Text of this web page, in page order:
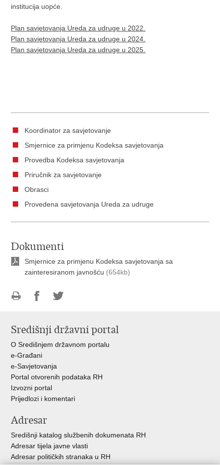
institucija uopće.
Plan savjetovanja Ureda za udruge u 2022.
Plan savjetovanja Ureda za udruge u 2024.
Plan savjetovanja Ureda za udruge u 2025.
Koordinator za savjetovanje
Smjernice za primjenu Kodeksa savjetovanja
Provedba Kodeksa savjetovanja
Priručnik za savjetovanje
Obrasci
Provedena savjetovanja Ureda za udruge
Dokumenti
Smjernice za primjenu Kodeksa savjetovanja sa
zainteresiranom javnošću (654kb)
FacebookuTwitteru
Središnji državni portal
O Središnjem državnom portalu
e-Građani
e-Savjetovanja
Portal otvorenih podataka RH
Izvozni portal
Prijedlozi i komentari
Adresar
Središnji katalog službenih dokumenata RH
Adresar tijela javne vlasti
Adresar političkih stranaka u RH